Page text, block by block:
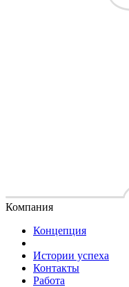
Компания
Концепция
Истории успеха
Контакты
Работа